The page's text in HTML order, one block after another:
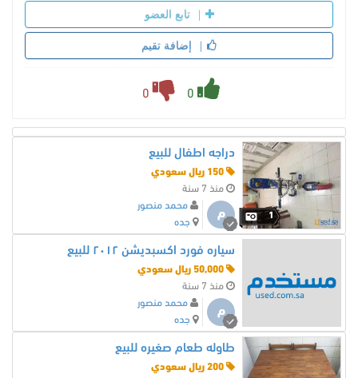
تابع العضو
إضافة تقيم
0
0
1
دراجه اطفال للبيع
منذ 7 سنة
م
محمد منصور
جده
سياره فورد اكسبديشن ٢٠١٢ للبيع
منذ 7 سنة
م
محمد منصور
جده
طاوله طعام صغيره للبيع